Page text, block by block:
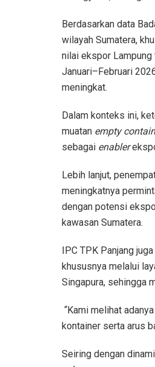
Berdasarkan data
wilayah Sumatera,
nilai ekspor Lampung
Januari–Februari
meningkat.
Dalam konteks ini,
muatan empty
sebagai enabler
Lebih lanjut,
meningkatnya
dengan potensi
kawasan Sumatera.
IPC TPK Panjang
khususnya melalui
Singapura, sehingga
“Kami melihat
kontainer serta arus
Seiring dengan